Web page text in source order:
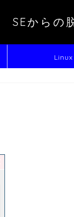
SEからの
Linux